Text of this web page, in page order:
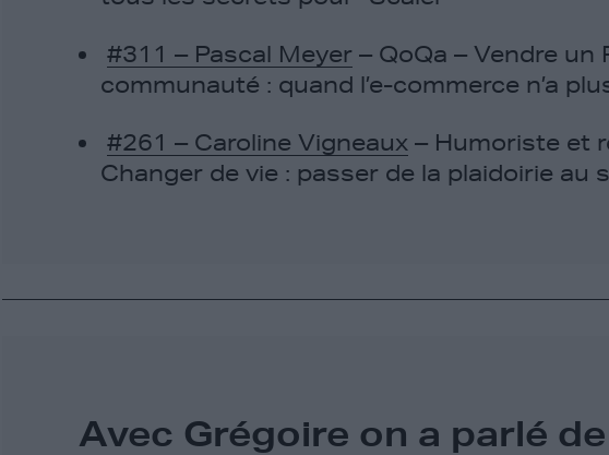
#311 – Pascal Meyer – QoQa – Vendre un
communauté : quand l’e-commerce n’a
#261 – Caroline Vigneaux – Humoriste et
Changer de vie : passer de la plaidoirie au
Avec Grégoire on a parlé de